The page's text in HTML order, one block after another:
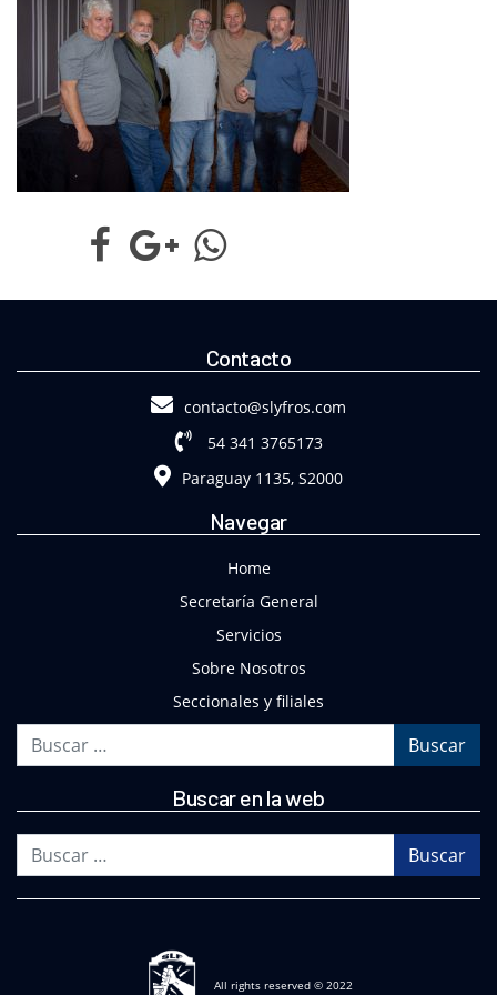
Contacto
contacto@slyfros.com
54 341 3765173
Paraguay 1135, S2000
Navegar
Home
Secretaría General
Servicios
Sobre Nosotros
Seccionales y filiales
Buscar en la web
All rights reserved © 2022